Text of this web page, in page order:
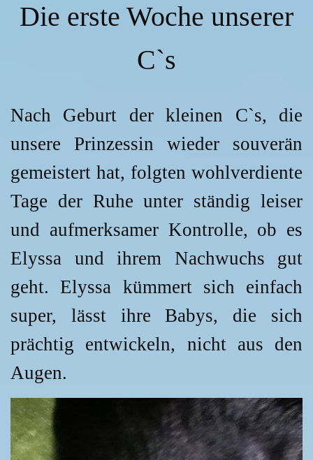
Die erste Woche unserer
C`s
Nach Geburt der kleinen C`s, die
unsere Prinzessin wieder souverän
gemeistert hat, folgten wohlverdiente
Tage der Ruhe unter ständig leiser
und aufmerksamer Kontrolle, ob es
Elyssa und ihrem Nachwuchs gut
geht. Elyssa kümmert sich einfach
super, lässt ihre Babys, die sich
prächtig entwickeln, nicht aus den
Augen.